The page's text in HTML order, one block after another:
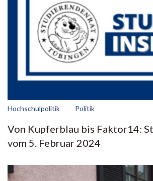
Hochschulpolitik Politik
Von Kupferblau bis Faktor14:
vom 5. Februar 2024